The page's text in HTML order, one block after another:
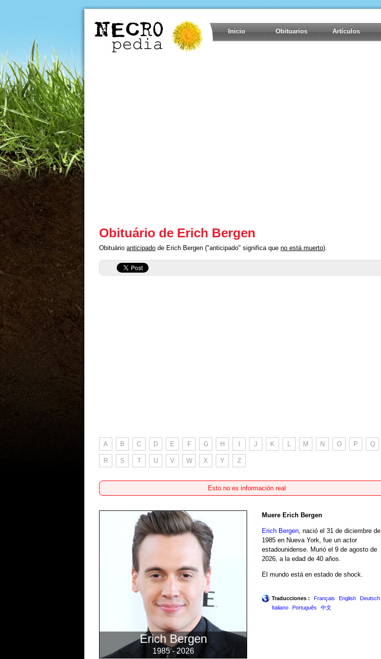
Inicio Obituarios Artículos
Obituário de Erich Bergen
Obituário anticipado de Erich Bergen ("anticipado" significa que no está muerto).
A B C D E F G H J K L M N O P Q
R S T U V W X Y Z
Esto no es información real
Erich Bergen
1985 - 2026
Muere Erich Bergen
Erich Bergen , nació el 31 de diciembre de
1985 en Nueva York, fue un actor
estadounidense. Murió el 9 de agosto de
2026, a la edad de 40 años.
El mundo está en estado de shock.
Traducciones : Français English
Deutsch
Italiano
Português 中文